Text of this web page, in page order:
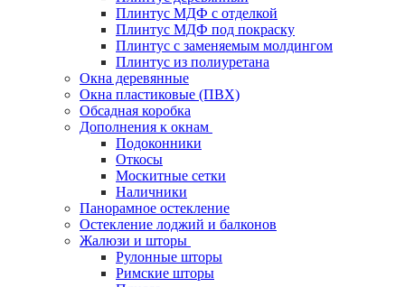
Плинтус МДФ с отделкой
Плинтус МДФ под покраску
Плинтус с заменяемым молдингом
Плинтус из полиуретана
Окна деревянные
Окна пластиковые (ПВХ)
Обсадная коробка
Дополнения к окнам
Подоконники
Откосы
Москитные сетки
Наличники
Панорамное остекление
Остекление лоджий и балконов
Жалюзи и шторы
Рулонные шторы
Римские шторы